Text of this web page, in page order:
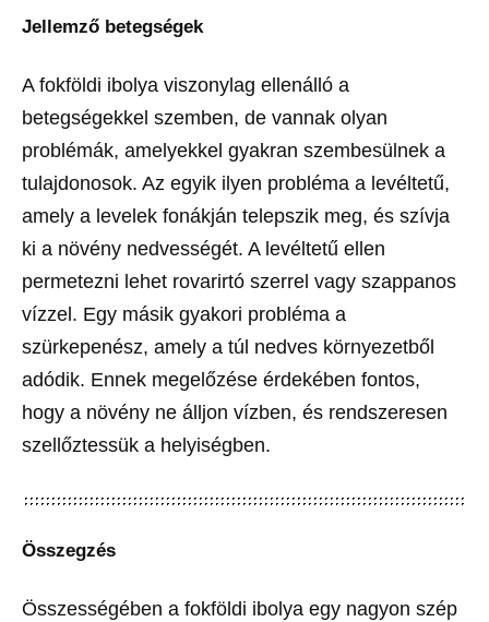
Jellemző betegségek
A fokföldi ibolya viszonylag ellenálló a
betegségekkel szemben, de vannak olyan
problémák, amelyekkel gyakran szembesülnek a
tulajdonosok. Az egyik ilyen probléma a levéltetű,
amely a levelek fonákján telepszik meg, és szívja
ki a növény nedvességét. A levéltetű ellen
permetezni lehet rovarirtó szerrel vagy szappanos
vízzel. Egy másik gyakori probléma a
szürkepenész, amely a túl nedves környezetből
adódik. Ennek megelőzése érdekében fontos,
hogy a növény ne álljon vízben, és rendszeresen
szellőztessük a helyiségben.
Összegzés
Összességében a fokföldi ibolya egy nagyon szép